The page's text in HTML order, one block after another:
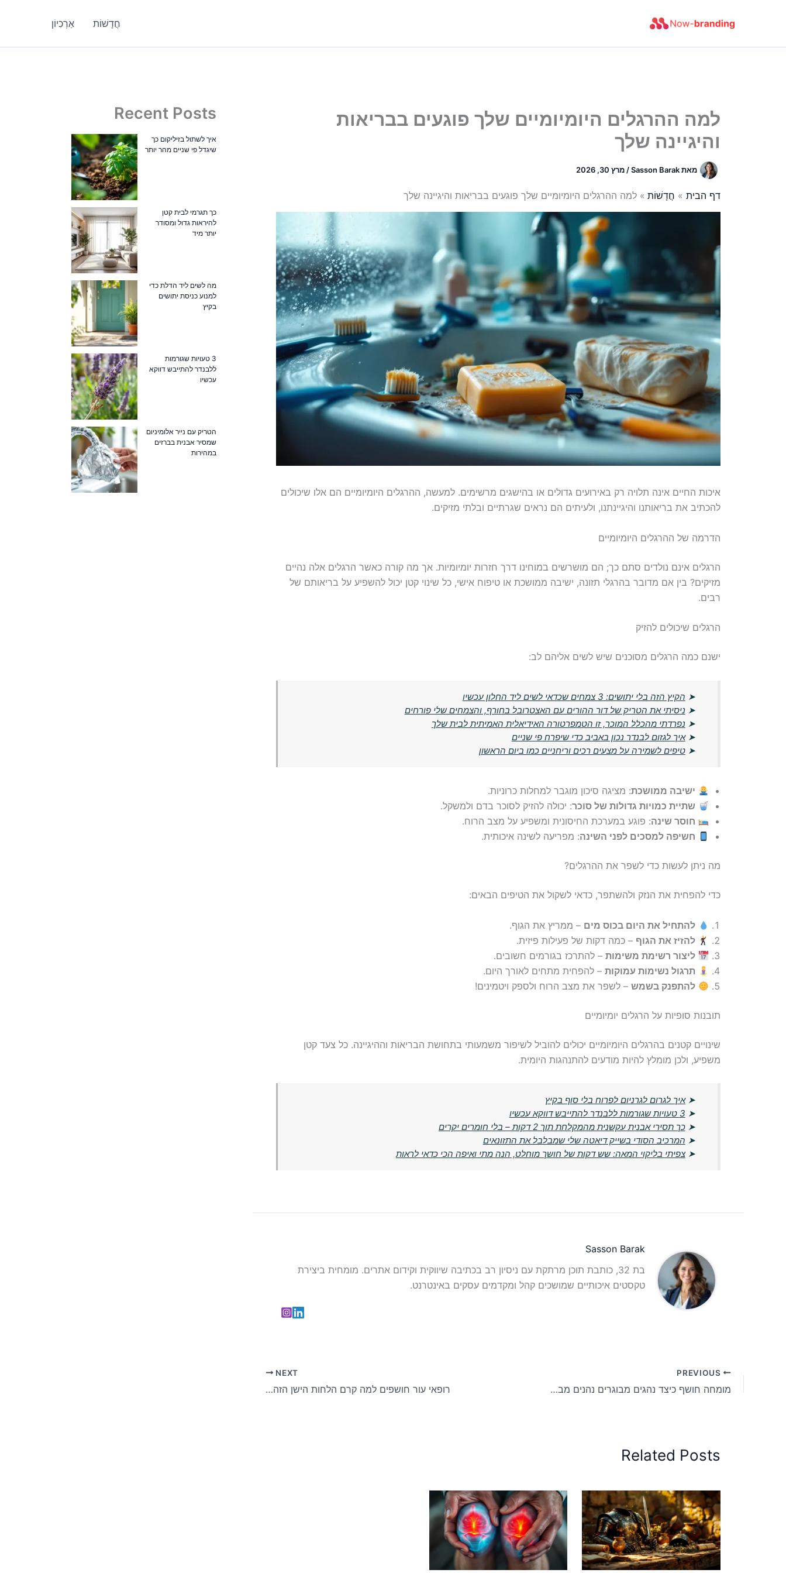
חֲדָשׁוֹת אַרְכִיוֹן
למה ההרגלים היומיומיים שלך פוגעים בבריאות
והיגיינה שלך
מאתSasson Barak
/ מרץ 30, 2026
דף הבית חֲדָשׁוֹת למה ההרגלים היומיומיים שלך פוגעים בבריאות והיגיינה שלך
איכות החיים אינה תלויה רק באירועים גדולים או בהישגים מרשימים. למעשה, ההרגלים היומיומיים הם אלו שיכולים
להכתיב את בריאותנו והיגיינתנו, ולעיתים הם נראים שגרתיים ובלתי מזיקים.
הדרמה של ההרגלים היומיומיים
הרגלים אינם נולדים סתם כך; הם מושרשים במוחינו דרך חזרות יומיומיות. אך מה קורה כאשר הרגלים אלה נהיים
מזיקים? בין אם מדובר בהרגלי תזונה, ישיבה ממושכת או טיפוח אישי, כל שינוי קטן יכול להשפיע על בריאותם של
רבים.
הרגלים שיכולים להזיק
ישנם כמה הרגלים מסוכנים שיש לשים אליהם לב:
➤ הקיץ הזה בלי יתושים: 3 צמחים שכדאי לשים ליד החלון עכשיו
➤ ניסיתי את הטריק של דור ההורים עם האצטרובל בחורף, והצמחים שלי פורחים
➤ נפרדתי מהכלל המוכר, זו הטמפרטורה האידיאלית האמיתית לבית שלך
➤איך לגזום לבנדר נכון באביב כדי שיפרח פי שניים
➤טיפים לשמירה על מצעים רכים וריחניים כמו ביום הראשון
ישיבה ממושכת: מציגה סיכון מוגבר למחלות כרוניות.
שתיית כמויות גדולות של סוכר: יכולה להזיק לסוכר בדם ולמשקל.
חוסר שינה: פוגע במערכת החיסונית ומשפיע על מצב הרוח.
חשיפה למסכים לפני השינה: מפריעה לשינה איכותית.
מה ניתן לעשות כדי לשפר את ההרגלים?
כדי להפחית את הנזק ולהשתפר, כדאי לשקול את הטיפים הבאים:
להתחיל את היום בכוס מים – ממריץ את הגוף.
להזיז את הגוף – כמה דקות של פעילות פיזית.
ליצור רשימת משימות – להתרכז בגורמים חשובים.
תרגול נשימות עמוקות – להפחית מתחים לאורך היום.
להתפנק בשמש – לשפר את מצב הרוח ולספק ויטמינים!
תובנות סופיות על הרגלים יומיומיים
שינויים קטנים בהרגלים היומיומיים יכולים להוביל לשיפור משמעותי בתחושת הבריאות וההיגיינה. כל צעד קטן
משפיע, ולכן מומלץ להיות מודעים להתנהגות היומית.
➤איך לגרום לגרניום לפרוח בלי סוף בקיץ
➤ 3 טעויות שגורמות ללבנדר להתייבש דווקא עכשיו
➤כך תסירי אבנית עקשנית מהמקלחת תוך 2 דקות – בלי חומרים יקרים
➤ המרכיב הסודי בשייק דיאטה שלי שמבלבל את התזונאים
➤צפיתי בליקוי המאה: שש דקות של חושך מוחלט, הנה מתי ואיפה הכי כדאי לראות
Sasson Barak
בת 32, כותבת תוכן מרתקת עם ניסיון רב בכתיבה שיווקית וקידום אתרים. מומחית ביצירת
טקסטים איכותיים שמושכים קהל ומקדמים עסקים באינטרנט.
מומחה חושף כיצד נהגים מבוגרים נהנים מבטיחות בכבישים בכל הארץ
NEXT
רופאי עור חושפים למה קרם הלחות הישן הזה הוא הבחירה מספר אחת
Related Posts
Recent Posts
איך לשתול בזיליקום כך
שיגדל פי שניים מהר יותר
כך תגרמי לבית קטן
להיראות גדול ומסודר
יותר מיד
מה לשים ליד הדלת כדי
למנוע כניסת יתושים
בקיץ
3 טעויות שגורמות
ללבנדר להתייבש דווקא
עכשיו
הטריק עם נייר אלומיניום
שמסיר אבנית בברזים
במהירות